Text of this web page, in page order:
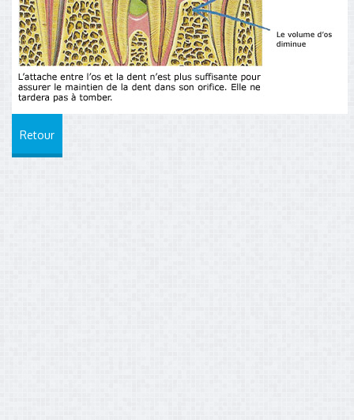
Retour